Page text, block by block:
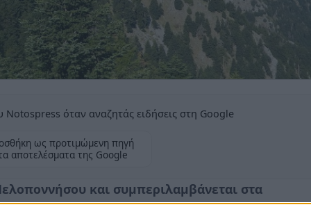
όταν αναζητάς ειδήσεις στη Google
ως προτιμώμενη πηγή
αποτελέσματα της Google
και συμπεριλαμβάνεται στα